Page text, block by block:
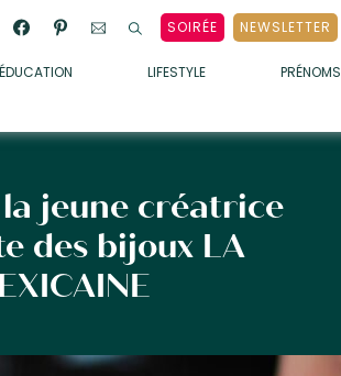
SOIRÉE NEWSLETTER
ÉDUCATION LIFESTYLE PRÉNOMS
jeune créatrice
des bijoux LA